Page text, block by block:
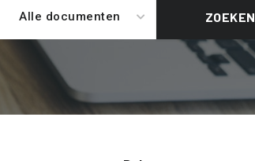
Alle documenten ZOEKEN